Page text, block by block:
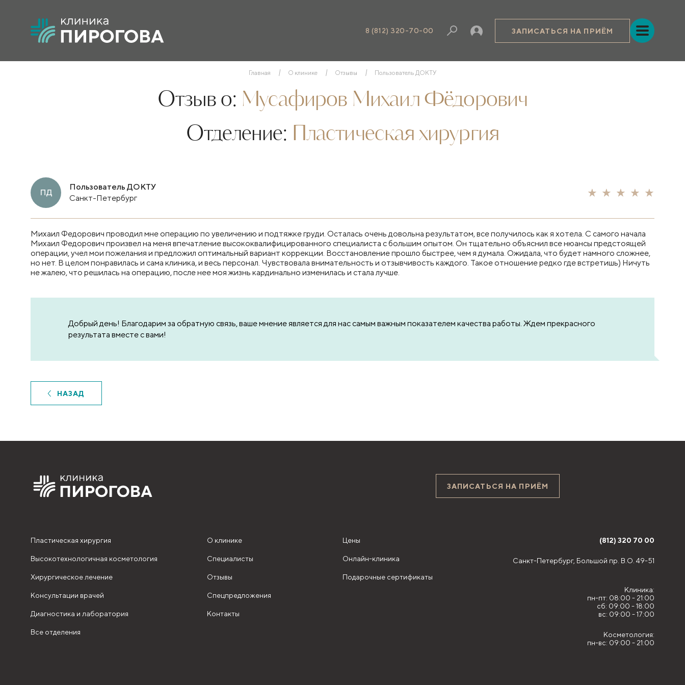
8 (812) 320-70-00 ЗАПИСАТЬСЯ НА ПРИЁМ
Главная О клинике Отзывы Пользователь ДОКТУ
Отзыв о: Мусафиров Михаил Фёдорович
Отделение: Пластическая хирургия
ПД
Пользователь ДОКТУ
Санкт-Петербург
Михаил Федорович проводил мне операцию по увеличению и подтяжке груди. Осталась очень довольна результатом, все получилось как я хотела. С самого начала
Михаил Федорович произвел на меня впечатление высококвалифицированного специалиста с большим опытом. Он тщательно объяснил все нюансы предстоящей
операции, учел мои пожелания и предложил оптимальный вариант коррекции. Восстановление прошло быстрее, чем я думала. Ожидала, что будет намного сложнее,
но нет. В целом понравилась и сама клиника, и весь персонал. Чувствовала внимательность и отзывчивость каждого. Такое отношение редко где встретишь) Ничуть
не жалею, что решилась на операцию, после нее моя жизнь кардинально изменилась и стала лучше.
Добрый день! Благодарим за обратную связь, ваше мнение является для нас самым важным показателем качества работы. Ждем прекрасного
результата вместе с вами!
НАЗАД
ЗАПИСАТЬСЯ НА ПРИЁМ
Пластическая хирургия
Высокотехнологичная косметология
Хирургическое лечение
Консультации врачей
Диагностика и лаборатория
Все отделения
О клинике
Специалисты
Отзывы
Спецпредложения
Контакты
Цены
Онлайн-клиника
Подарочные сертификаты
(812) 320 70 00
Санкт-Петербург, Большой пр. В.О. 49-51
Клиника:
пн-пт: 08:00 - 21:00
сб: 09:00 - 18:00
вс: 09:00 - 17:00
Косметология:
пн-вс: 09:00 - 21:00